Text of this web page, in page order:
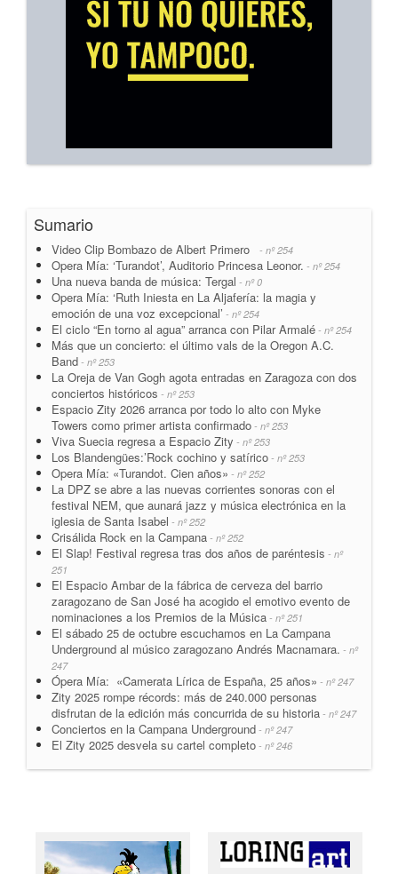
Sumario
Video Clip Bombazo de Albert Primero - nº 254
Opera Mía: ‘Turandot’, Auditorio Princesa Leonor. - nº 254
Una nueva banda de música: Tergal - nº 0
Opera Mía: ‘Ruth Iniesta en La Aljafería: la magia y
emoción de una voz excepcional’ - nº 254
El ciclo “En torno al agua” arranca con Pilar Armalé - nº 254
Más que un concierto: el último vals de la Oregon A.C.
Band - nº 253
La Oreja de Van Gogh agota entradas en Zaragoza con dos
conciertos históricos - nº 253
Espacio Zity 2026 arranca por todo lo alto con Myke
Towers como primer artista confirmado - nº 253
Viva Suecia regresa a Espacio Zity - nº 253
Los Blandengües:’Rock cochino y satírico - nº 253
Opera Mía: «Turandot. Cien años» - nº 252
La DPZ se abre a las nuevas corrientes sonoras con el
festival NEM, que aunará jazz y música electrónica en la
iglesia de Santa Isabel - nº 252
Crisálida Rock en la Campana - nº 252
El Slap! Festival regresa tras dos años de paréntesis - nº
251
El Espacio Ambar de la fábrica de cerveza del barrio
zaragozano de San José ha acogido el emotivo evento de
nominaciones a los Premios de la Música - nº 251
El sábado 25 de octubre escuchamos en La Campana
Underground al músico zaragozano Andrés Macnamara. - nº
247
Ópera Mía: «Camerata Lírica de España, 25 años» - nº 247
Zity 2025 rompe récords: más de 240.000 personas
disfrutan de la edición más concurrida de su historia - nº 247
Conciertos en la Campana Underground - nº 247
El Zity 2025 desvela su cartel completo - nº 246